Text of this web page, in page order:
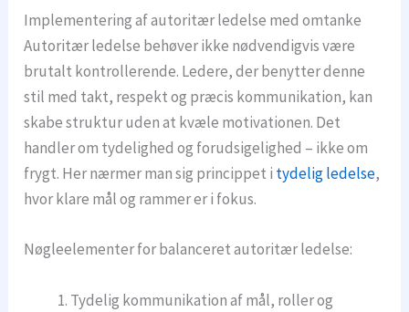
Implementering af autoritær ledelse med omtanke
Autoritær ledelse behøver ikke nødvendigvis være
brutalt kontrollerende. Ledere, der benytter denne
stil med takt, respekt og præcis kommunikation, kan
skabe struktur uden at kvæle motivationen. Det
handler om tydelighed og forudsigelighed – ikke om
frygt. Her nærmer man sig princippet i tydelig ledelse,
hvor klare mål og rammer er i fokus.
Nøgleelementer for balanceret autoritær ledelse:
Tydelig kommunikation af mål, roller og